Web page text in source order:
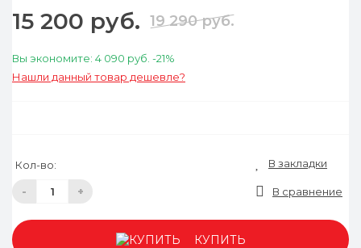
15 200 руб. 19 290 руб.
Вы экономите: 4 090 руб. -21%
Нашли данный товар дешевле?
Кол-во:
- +
В закладки
В сравнение
КУПИТЬ